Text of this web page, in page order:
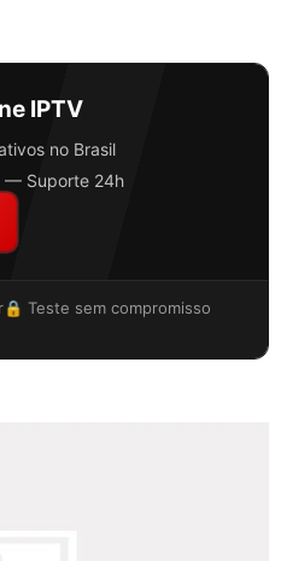
IPTV
no Brasil
— Suporte 24h
🔒 Teste sem compromisso